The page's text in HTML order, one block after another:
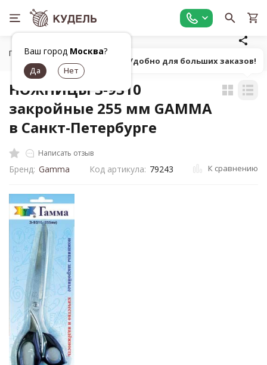
Ваш город Москва?
Главная Универсальные товары для рукоделия
НОЖНИЦЫ 3-9310
закройные 255 мм GAMMA
в Санкт-Петербурге
Написать отзыв
Бренд: Gamma Код артикула: 79243 К сравнению
Попробуй! Удобно для больших заказов!